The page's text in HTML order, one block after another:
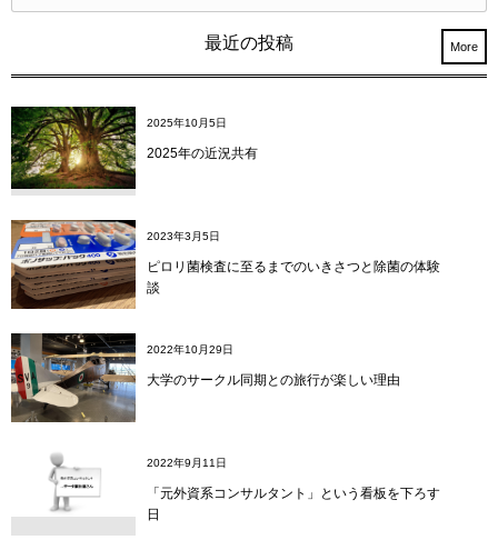
最近の投稿
2025年10月5日
2025年の近況共有
2023年3月5日
ピロリ菌検査に至るまでのいきさつと除菌の体験
談
2022年10月29日
大学のサークル同期との旅行が楽しい理由
2022年9月11日
「元外資系コンサルタント」という看板を下ろす
日
More